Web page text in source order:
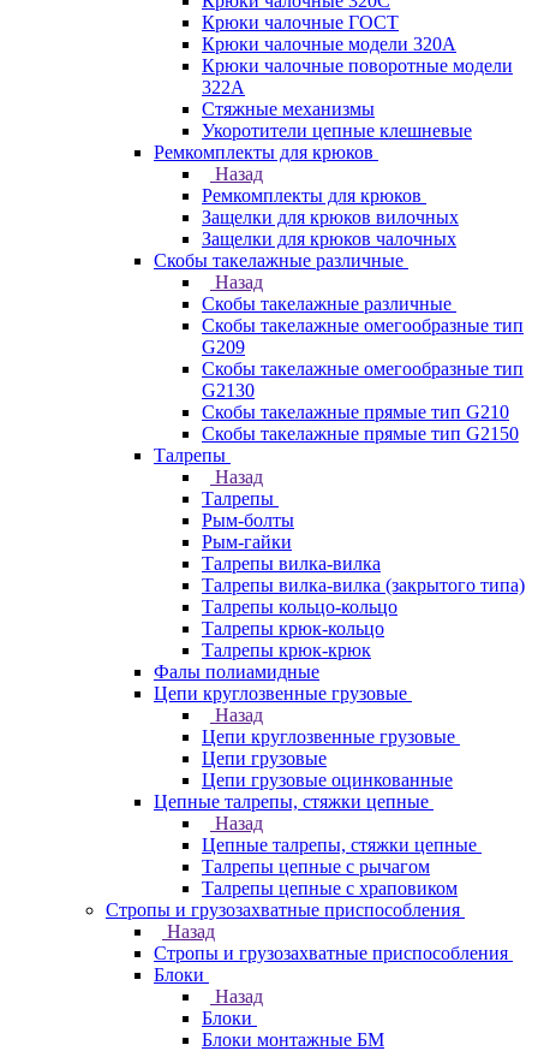
Крюки чалочные ГОСТ
Крюки чалочные модели 320А
Крюки чалочные поворотные модели
322А
Стяжные механизмы
Укоротители цепные клешневые
Ремкомплекты для крюков
Назад
Ремкомплекты для крюков
Защелки для крюков вилочных
Защелки для крюков чалочных
Скобы такелажные различные
Назад
Скобы такелажные различные
Скобы такелажные омегообразные тип
G209
Скобы такелажные омегообразные тип
G2130
Скобы такелажные прямые тип G210
Скобы такелажные прямые тип G2150
Талрепы
Назад
Талрепы
Рым-болты
Рым-гайки
Талрепы вилка-вилка
Талрепы вилка-вилка (закрытого типа)
Талрепы кольцо-кольцо
Талрепы крюк-кольцо
Талрепы крюк-крюк
Фалы полиамидные
Цепи круглозвенные грузовые
Назад
Цепи круглозвенные грузовые
Цепи грузовые
Цепи грузовые оцинкованные
Цепные талрепы, стяжки цепные
Назад
Цепные талрепы, стяжки цепные
Талрепы цепные с рычагом
Талрепы цепные с храповиком
Стропы и грузозахватные приспособления
Назад
Стропы и грузозахватные приспособления
Блоки
Назад
Блоки
Блоки монтажные БМ